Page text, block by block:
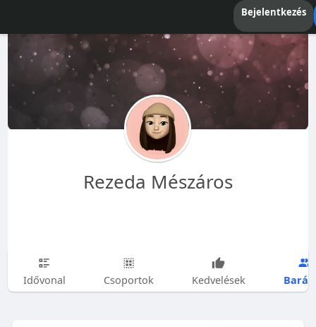
Bejelentkezés
Rezeda Mészáros
Idővonal Csoportok Kedvelések